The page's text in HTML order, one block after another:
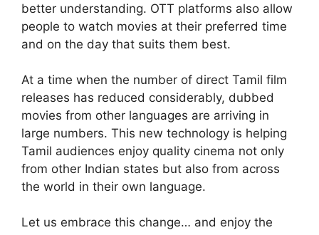
better understanding. OTT platforms also allow
people to watch movies at their preferred time
and on the day that suits them best.
At a time when the number of direct Tamil film
releases has reduced considerably, dubbed
movies from other languages are arriving in
large numbers. This new technology is helping
Tamil audiences enjoy quality cinema not only
from other Indian states but also from across
the world in their own language.
Let us embrace this change… and enjoy the